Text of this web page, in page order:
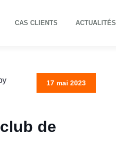
CAS CLIENTS ACTUALITÉS
17 mai 2023
de